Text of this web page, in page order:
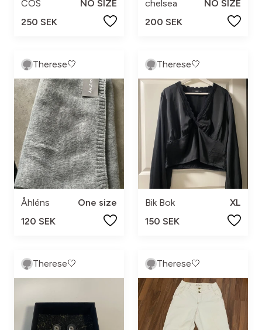
COS
NO SIZE
250 SEK
chelsea
NO SIZE
200 SEK
Therese🤍
Åhléns
One size
120 SEK
Therese🤍
Bik Bok
XL
150 SEK
Therese🤍 Therese🤍